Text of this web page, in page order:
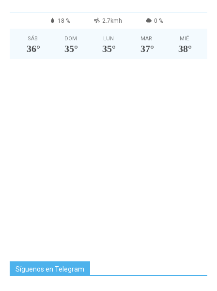
18 % 2.7kmh 0 %
SÁB
36°
DOM
35°
LUN
35°
MAR
37°
MIÉ
38°
Síguenos en Telegram